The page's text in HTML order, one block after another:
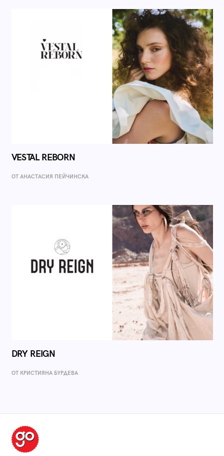
VESTAL REBORN
ОТ AНАСТАСИЯ ПЕЙЧИНСКА
DRY REIGN
ОТ КРИСТИЯНА БУРДЕВА